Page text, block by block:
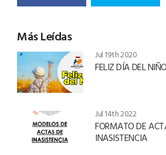
Más Leídas
Jul 19th 2020
FELIZ DÍA DEL NIÑO
Jul 14th 2022
FORMATO DE
INASISTENCIA